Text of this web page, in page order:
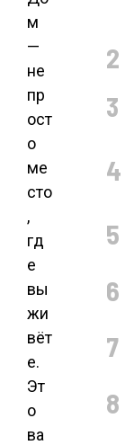
м
—
не
пр
ост
о
ме
сто
,
гд
е
вы
жи
вёт
е.
Эт
о
ва